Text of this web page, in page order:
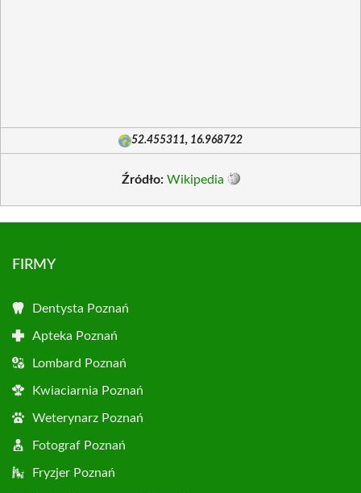
52.455311, 16.968722
Źródło: Wikipedia
FIRMY
Dentysta Poznań
Apteka Poznań
Lombard Poznań
Kwiaciarnia Poznań
Weterynarz Poznań
Fotograf Poznań
Fryzjer Poznań